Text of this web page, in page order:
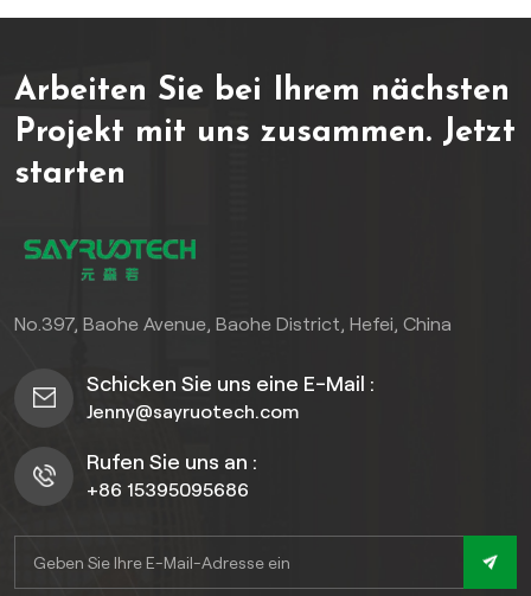
herkömmlichem Holz
verzieht es sich nicht,
verrottet nicht und bleicht
mit der Zeit nicht aus,
wird. lang anhaltende
Schönheit selbst in
feuchten Umgebungen wie
Arbeiten Sie bei Ihrem nächsten
Projekt mit uns zusammen. Jetzt
starten
No.397, Baohe Avenue, Baohe District, Hefei, China
Schicken Sie uns eine E-Mail :
Jenny@sayruotech.com
Rufen Sie uns an :
+86 15395095686